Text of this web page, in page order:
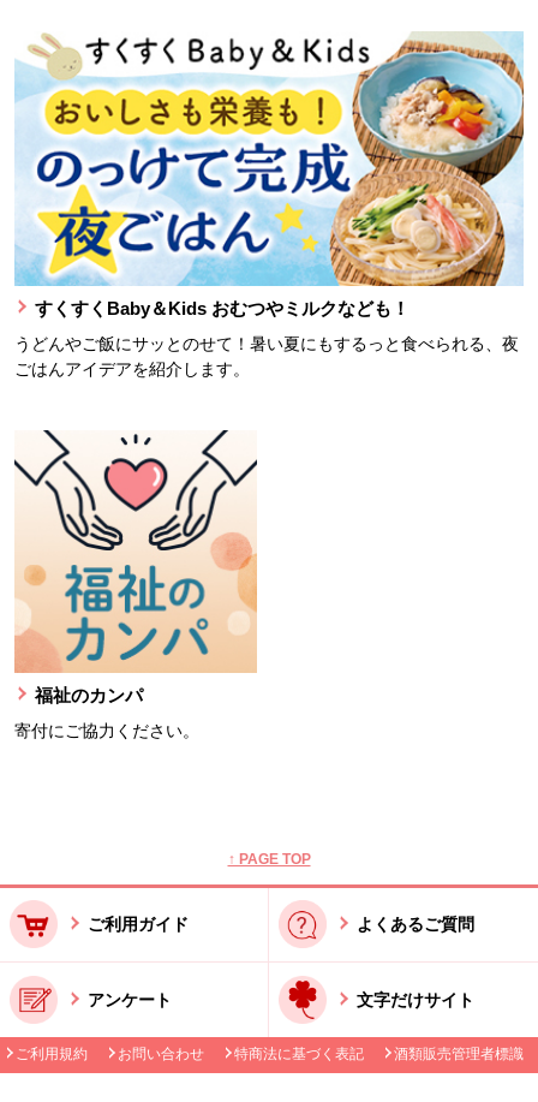
すくすくBaby＆Kids おむつやミルクなども！
うどんやご飯にサッとのせて！暑い夏にもするっと食べられる、夜
ごはんアイデアを紹介します。
福祉のカンパ
寄付にご協力ください。
↑ PAGE TOP
ご利用ガイド よくあるご質問
アンケート 文字だけサイト
ご利用規約 お問い合わせ 特商法に基づく表記 酒類販売管理者標識